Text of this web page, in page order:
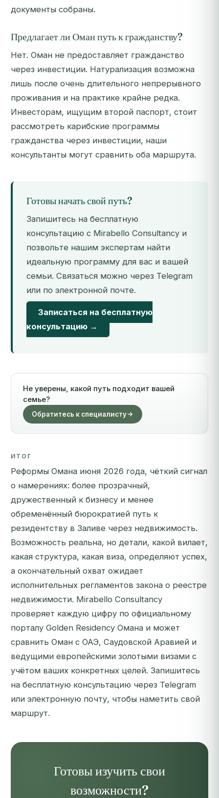
документы собраны.
Предлагает ли Оман путь к гражданству?
Нет. Оман не предоставляет гражданство
через инвестиции. Натурализация возможна
лишь после очень длительного непрерывного
проживания и на практике крайне редка.
Инвесторам, ищущим второй паспорт, стоит
рассмотреть карибские программы
гражданства через инвестиции, наши
консультанты могут сравнить оба маршрута.
Готовы начать свой путь?
Запишитесь на бесплатную
консультацию с Mirabello Consultancy и
позвольте нашим экспертам найти
идеальную программу для вас и вашей
семьи. Связаться можно через Telegram
или по электронной почте.
Записаться на бесплатную
консультацию →
Не уверены, какой путь подходит вашей
семье?
Обратитесь к специалисту
ИТОГ
Реформы Омана июня 2026 года, чёткий сигнал
о намерениях: более прозрачный,
дружественный к бизнесу и менее
обременённый бюрократией путь к
резидентству в Заливе через недвижимость.
Возможность реальна, но детали, какой вилает,
какая структура, какая виза, определяют успех,
а окончательный охват ожидает
исполнительных регламентов закона о реестре
недвижимости. Mirabello Consultancy
проверяет каждую цифру по официальному
порталу Golden Residency Омана и может
сравнить Оман с ОАЭ, Саудовской Аравией и
ведущими европейскими золотыми визами с
учётом ваших конкретных целей. Запишитесь
на бесплатную консультацию через Telegram
или электронную почту, чтобы наметить свой
маршрут.
Готовы изучить свои
возможности?